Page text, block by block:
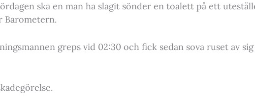
ska en man ha slagit sönder en toalett på ett
Barometern.
greps vid 02:30 och fick sedan sova ruset av